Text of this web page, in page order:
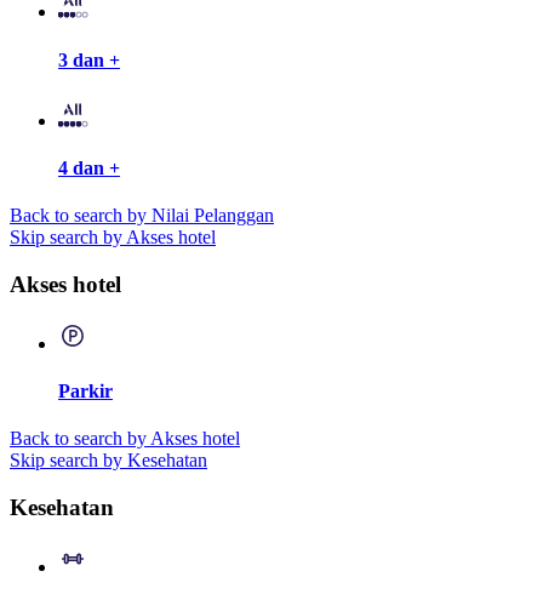
3 dan +
4 dan +
Back to search by Nilai Pelanggan
Skip search by Akses hotel
Akses hotel
Parkir
Back to search by Akses hotel
Skip search by Kesehatan
Kesehatan